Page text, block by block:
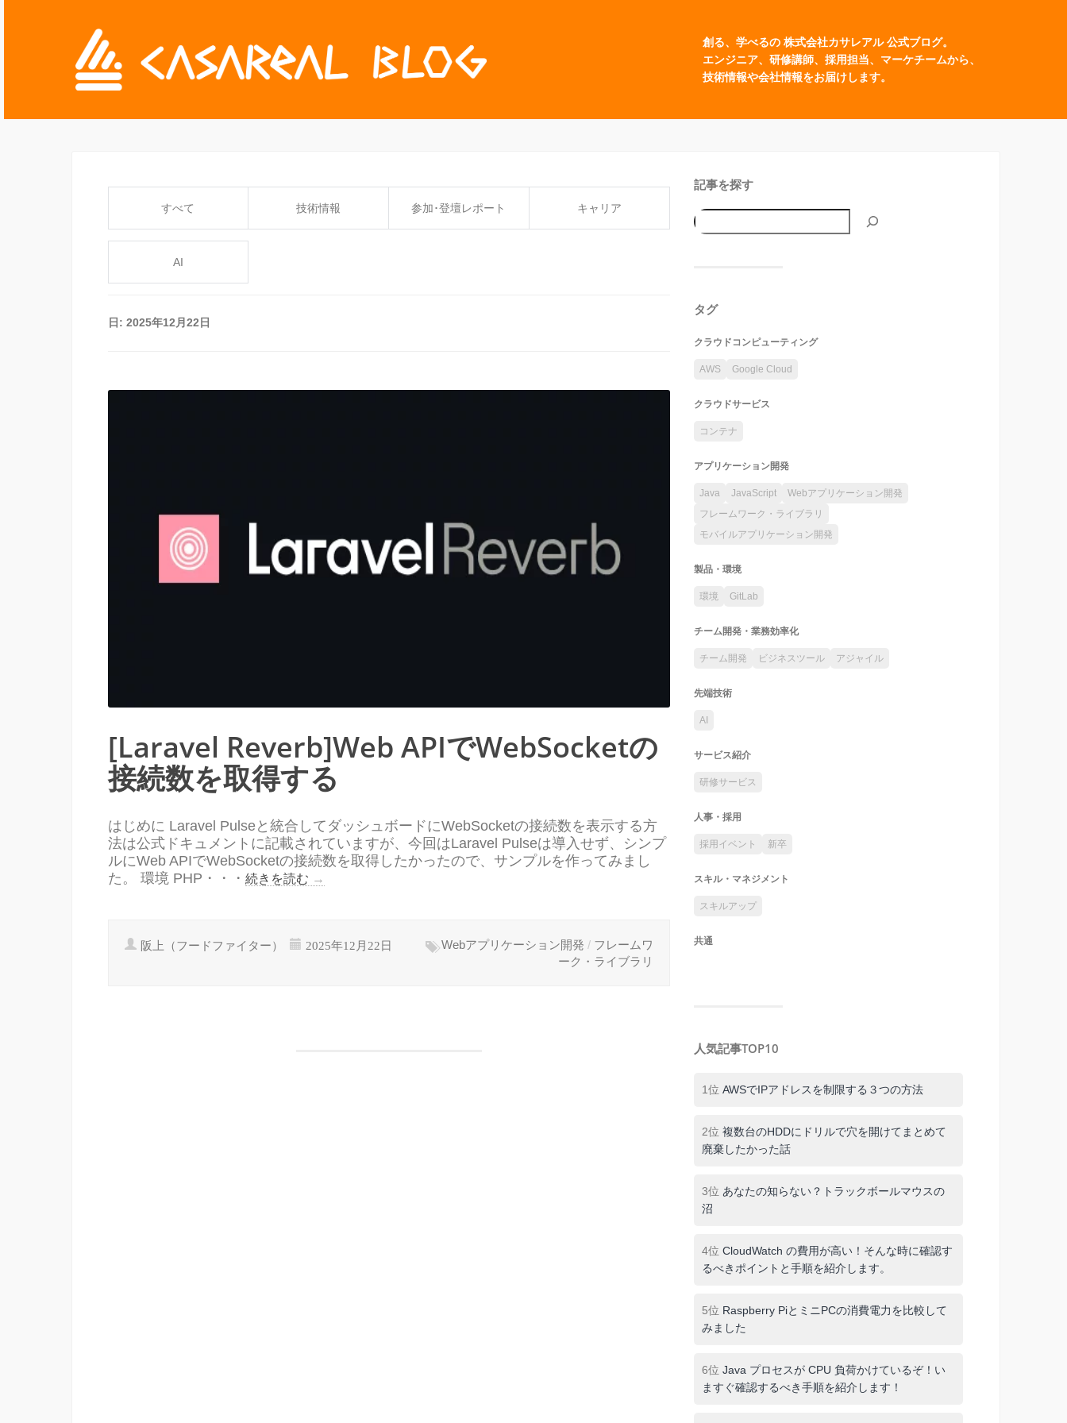
創る、学べるの 株式会社カサレアル 公式ブログ。
エンジニア、研修講師、採用担当、マーケチームから、
技術情報や会社情報をお届けします。
すべて 技術情報 参加･登壇レポート キャリア
AI
日: 2025年12月22日
[Laravel Reverb]Web APIでWebSocketの
接続数を取得する
はじめに Laravel Pulseと統合してダッシュボードにWebSocketの接続数を表示する方
法は公式ドキュメントに記載されていますが、今回はLaravel Pulseは導入せず、シンプ
ルにWeb APIでWebSocketの接続数を取得したかったので、サンプルを作ってみまし
た。 環境 PHP・・・ 続きを読む →
阪上（フードファイター） 2025年12月22日 Webアプリケーション開発 / フレームワ
ーク・ライブラリ
記事を探す
タグ
クラウドコンピューティング
AWS Google Cloud
クラウドサービス
コンテナ
アプリケーション開発
Java JavaScript
Webアプリケーション開発
フレームワーク・ライブラリ
モバイルアプリケーション開発
製品・環境
環境 GitLab
チーム開発・業務効率化
チーム開発 ビジネスツール アジャイル
先端技術
AI
サービス紹介
研修サービス
人事・採用
採用イベント 新卒
スキル・マネジメント
スキルアップ
共通
人気記事TOP10
1位AWSでIPアドレスを制限する３つの方法
2位複数台のHDDにドリルで穴を開けてまとめて
廃棄したかった話
3位 あなたの知らない？トラックボールマウスの
沼
4位CloudWatch の費用が高い！そんな時に確認す
るべきポイントと手順を紹介します。
5位 Raspberry PiとミニPCの消費電力を比較して
みました
6位Java プロセスが CPU 負荷かけているぞ！い
ますぐ確認するべき手順を紹介します！